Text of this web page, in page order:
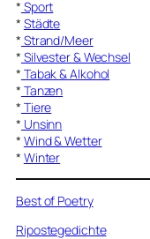
* Sport
* Städte
* Strand/Meer
* Silvester & Wechsel
* Tabak & Alkohol
* Tanzen
* Tiere
* Unsinn
* Wind & Wetter
* Winter
Best of Poetry
Ripostegedichte